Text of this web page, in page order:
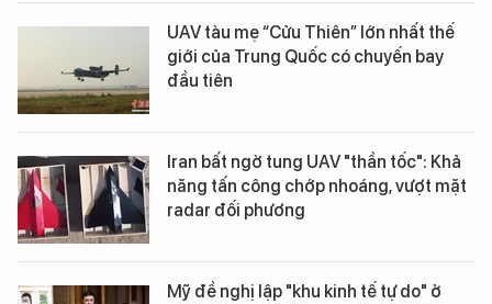
UAV tàu mẹ “Cửu Thiên” lớn nhất thế
giới của Trung Quốc có chuyến bay
đầu tiên
Iran bất ngờ tung UAV "thần tốc": Khả
năng tấn công chớp nhoáng, vượt mặt
radar đối phương
Mỹ đề nghị lập "khu kinh tế tự do" ở